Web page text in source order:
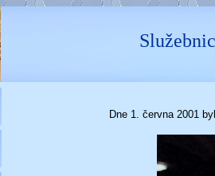
Dne 1. června 2001